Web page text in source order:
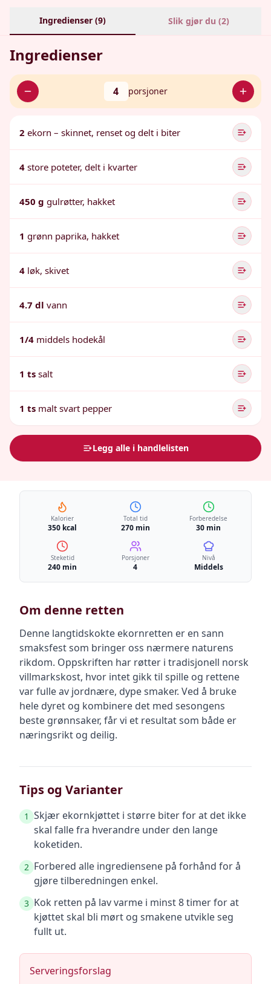
Ingredienser (9) Slik gjør du (2)
Ingredienser
4 porsjoner
2 ekorn – skinnet, renset og delt i biter
4 store poteter, delt i kvarter
450 g gulrøtter, hakket
1 grønn paprika, hakket
4 løk, skivet
4.7 dl vann
1/4 middels hodekål
1 ts salt
1 ts malt svart pepper
Legg alle i handlelisten
Kalorier
350 kcal
Total tid
270 min
Forberedelse
30 min
Steketid
240 min
Porsjoner
4
Nivå
Middels
Om denne retten
Denne langtidskokte ekornretten er en sann
smaksfest som bringer oss nærmere naturens
rikdom. Oppskriften har røtter i tradisjonell norsk
villmarkskost, hvor intet gikk til spille og rettene
var fulle av jordnære, dype smaker. Ved å bruke
hele dyret og kombinere det med sesongens
beste grønnsaker, får vi et resultat som både er
næringsrikt og deilig.
Tips og Varianter
1 Skjær ekornkjøttet i større biter for at det ikke
skal falle fra hverandre under den lange
koketiden.
2 Forbered alle ingrediensene på forhånd for å
gjøre tilberedningen enkel.
3 Kok retten på lav varme i minst 8 timer for at
kjøttet skal bli mørt og smakene utvikle seg
fullt ut.
Serveringsforslag